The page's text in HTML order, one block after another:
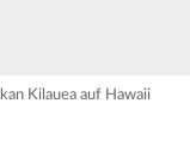
Kilauea auf Hawaii